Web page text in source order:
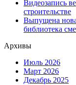
Видеозапись
строительстве
Выпущена
библиотека
Архивы
Июль 2026
Март 2026
Декабрь 2025